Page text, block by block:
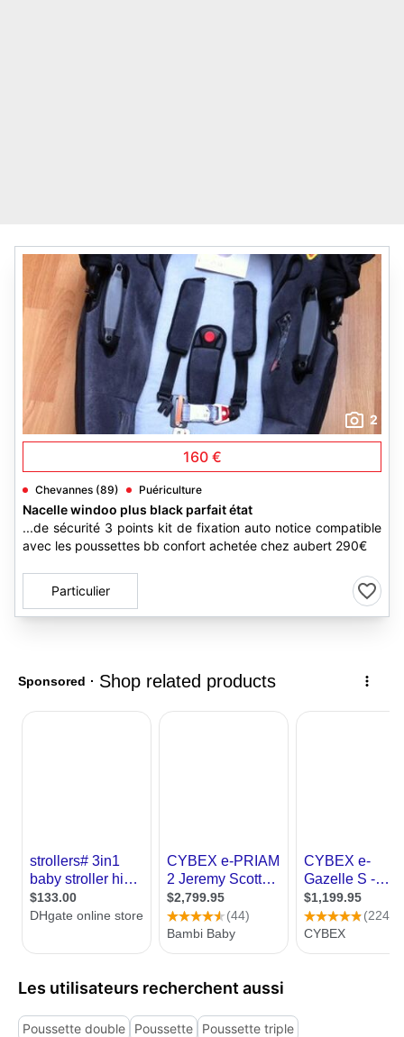
2
160 €
Chevannes (89) Puériculture
Nacelle windoo plus black parfait état
...de sécurité 3 points kit de fixation auto notice compatible
avec les poussettes bb confort achetée chez aubert 290€
Particulier
Les utilisateurs recherchent aussi
Poussette double Poussette
Poussette triple